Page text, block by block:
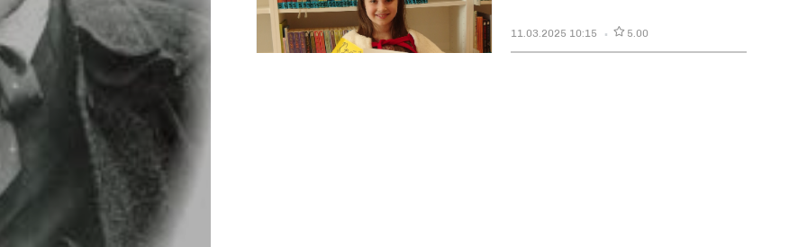
11.03.2025 10:15 5.00